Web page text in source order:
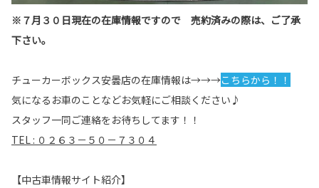
※７月３０日現在の在庫情報ですので 売約済みの際は、ご了承
下さい。
チューカーボックス安曇店の在庫情報は→→→こちらから！！
気になるお車のことなどお気軽にご相談ください♪
スタッフ一同ご連絡をお待ちしてます！！
TEL : ０２６３－５０－７３０４
【中古車情報サイト紹介】